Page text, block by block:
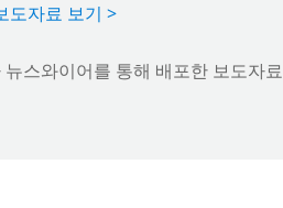
도자료 보기 >
뉴스와이어를 통해 배포한 보도자